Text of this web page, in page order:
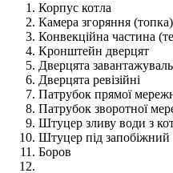
Корпус котла
Камера згоряння (топка)
Конвекційна частина
Кронштейн дверцят
Дверцята
Дверцята ревізійні
Патрубок прямої
Патрубок зворотної
Штуцер зливу води з
Штуцер під запобіжний
Боров